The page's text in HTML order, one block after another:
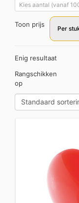
Toon prijs
Per
Enig resultaat
Rangschikken
op